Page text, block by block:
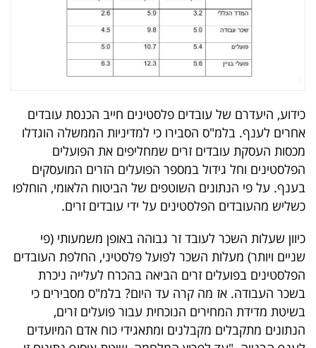
כידוע, היעדרם של עובדים פלסטינים חייב הכנסת עובדים
אחרים לענף. בלמ"ס הסבירו כי למדיניות הממשלה הוגדלו
מכסות העסקת עובדים זרים שמחליפים את הפועלים
הפלסטינים וחל גידול במספר הפועלים הזרים המועסקים
בענף. על פי הנתונים השוטפים של הביטוח הלאומי, הוחלפו
כשליש מהעובדים הפלסטינים על ידי עובדים זרים.
כיוון שעלות השכר לעובד זר גבוהה באופן משמעותי (פי
שניים ויותר) מעלות השכר לפועל פלסטיני, החלפת העובדים
הפלסטינים בפועלים זרים הביאה בהכרח לעלייה ניכרת
בשכר העבודה. אז מה קרה עד היום? בלמ"ס מסבירים כי
בשיטת מדידת המחירים הנוכחית עבור פועלים זרים,
הנתונים מתקבלים מקבלנים ומתאגידי כוח אדם המיועדים